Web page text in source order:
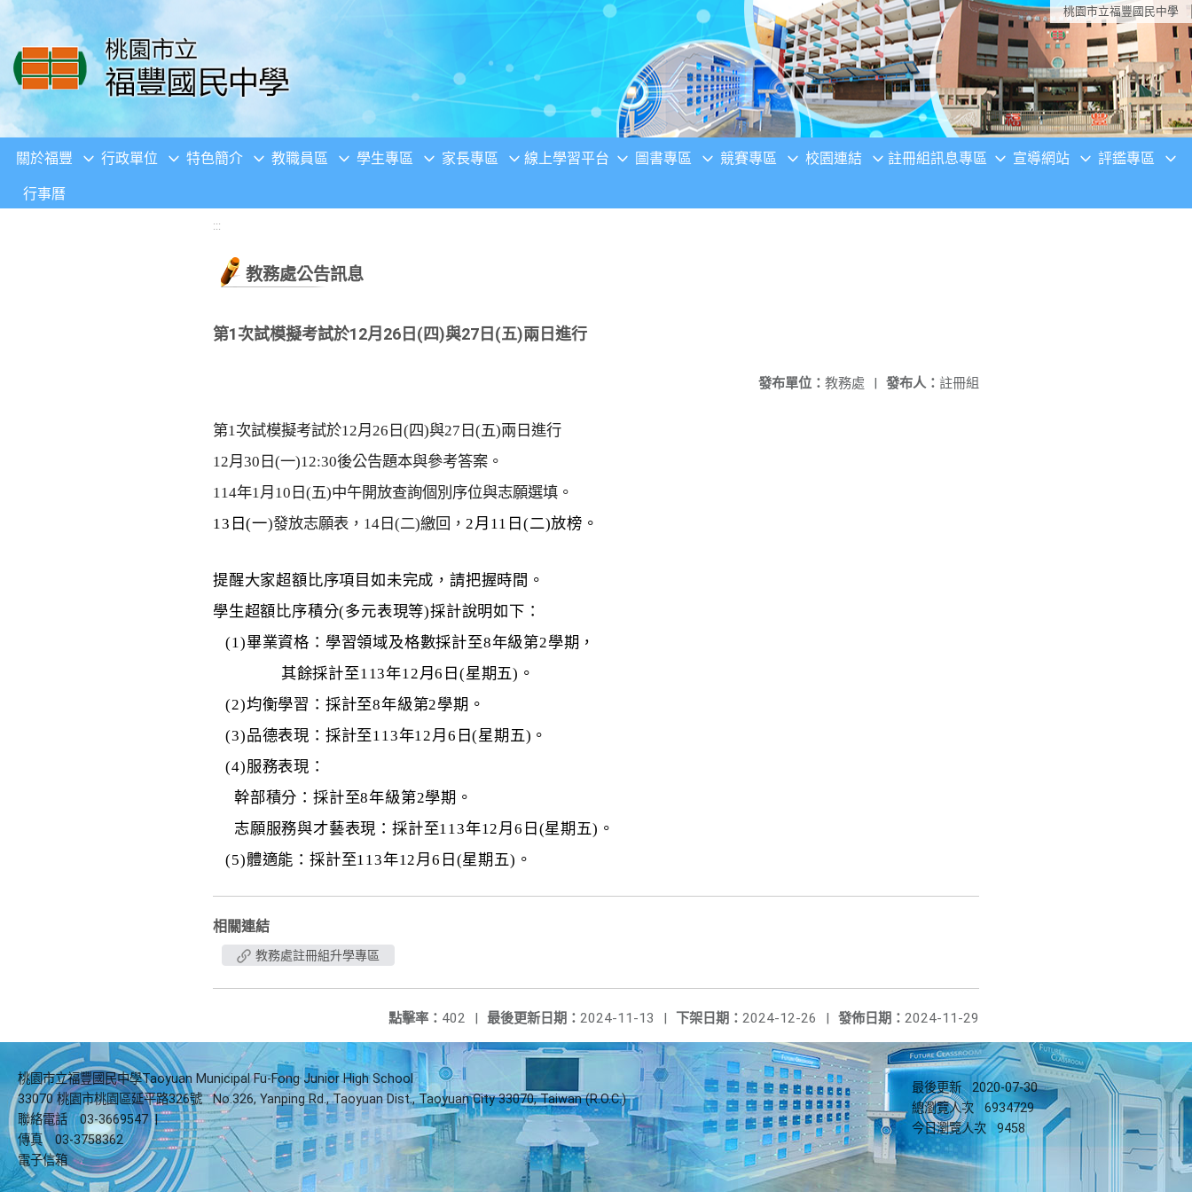
移至網頁之主要內容區位置 桃園市立福豐國民中學
關於福豐 行政單位 特色簡介 教職員區 學生專區 家長專區 線上學習平台 圖書專區 競賽專區 校園連結 註冊組訊息專區 宣導網站 評鑑專區
行事曆
:::
教務處公告訊息
第1次試模擬考試於12月26日(四)與27日(五)兩日進行
發布人： 註冊組
發布單位： 教務處 |
第1次試模擬考試於12月26日(四)與27日(五)兩日進行
12月30日(一)12:30後公告題本與參考答案。
114年1月10日(五)中午開放查詢個別序位與志願選填。
13 日(一)發放志願表，14日(二)繳回，2月11日(二)放榜。
提醒大家超額比序項目如未完成，請把握時間。
學生超額比序積分(多元表現等)採計說明如下：
(1)畢業資格：學習領域及格數採計至8年級第2學期，
其餘採計至113年12月6日(星期五)。
(2)均衡學習：採計至8年級第2學期。
(3)品德表現：採計至113年12月6日(星期五)。
(4)服務表現：
幹部積分：採計至8年級第2學期。
志願服務與才藝表現：採計至113年12月6日(星期五)。
(5)體適能：採計至113年12月6日(星期五)。
相關連結
教務處註冊組升學專區
發佈日期： 2024-11-29
下架日期： 2024-12-26 |
最後更新日期： 2024-11-13 |
點擊率： 402 |
桃園市立福豐國民中學Taoyuan Municipal Fu-Fong Junior High School
33070 桃園市桃園區延平路326號
No.326, Yanping Rd., Taoyuan Dist., Taoyuan City 33070, Taiwan (R.O.C.)
聯絡電話
03-3669547 |
傳真
03-3758362
電子信箱
最後更新
2020-07-30
總瀏覽人次
6934729
今日瀏覽人次
9458